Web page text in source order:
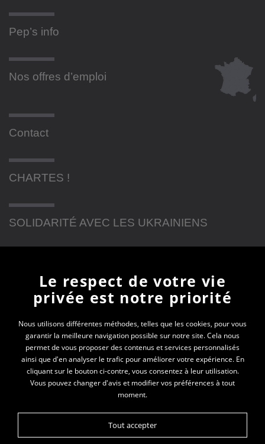
Pep’s info
Nos offres d’emploi
Contact
CHARTES !
SOLIDARITÉ AVEC LES UKRAINIENS
Newsletter
En vous inscrivant à la newsletter, vous recevrez
toutes les actualités des PEP 74
Votre e-mail*
Le respect de votre vie
privée est notre priorité
Nous utilisons différentes méthodes, telles que les cookies, pour vous
garantir la meilleure navigation possible sur notre site. Cela nous
permet de vous proposer des contenus et services personnalisés
ainsi que d'en analyser le trafic pour améliorer votre expérience. En
cliquant sur le bouton ci-contre, vous consentez à leur utilisation.
Vous pouvez changer d'avis et modifier vos préférences à tout
moment.
Tout accepter